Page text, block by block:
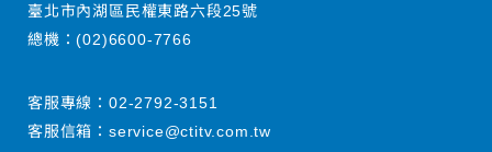
臺北市內湖區民權東路六段25號
總機：(02)6600-7766
客服專線： 02-2792-3151
客服信箱： service@ctitv.com.tw